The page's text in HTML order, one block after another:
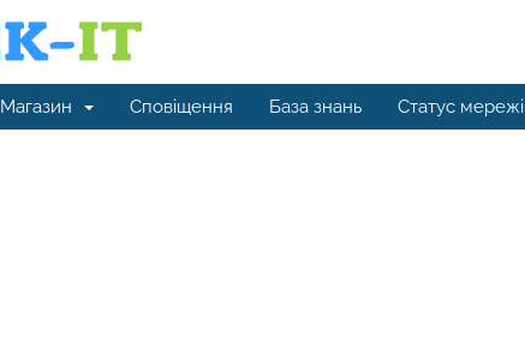
Магазин Сповіщення База знань Статус мережі